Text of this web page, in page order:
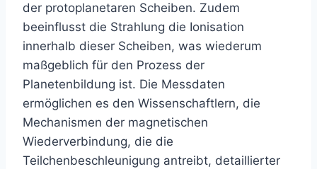
der protoplanetaren Scheiben. Zudem
beeinflusst die Strahlung die Ionisation
innerhalb dieser Scheiben, was wiederum
maßgeblich für den Prozess der
Planetenbildung ist. Die Messdaten
ermöglichen es den Wissenschaftlern, die
Mechanismen der magnetischen
Wiederverbindung, die die
Teilchenbeschleunigung antreibt, detaillierter